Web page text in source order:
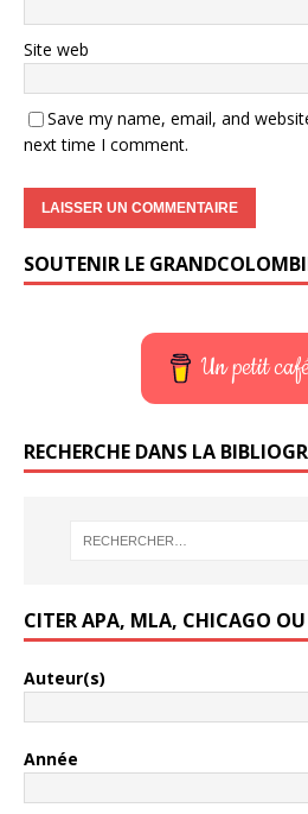
Site web
Save my name, email, and
next time I comment.
SOUTENIR LE
Un petit
RECHERCHE DANS LA
CITER APA, MLA, CHICAGO
Auteur(s)
Année